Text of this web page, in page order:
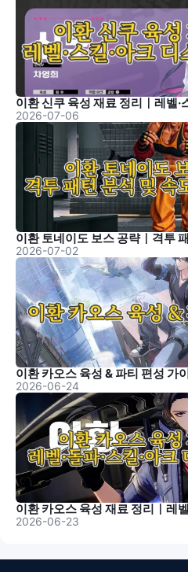
이환 신쿠 육성 재료 정리｜레벨·
2026-07-06
2026-07-02
이환 카오스 육성 & 파티 편성 가
2026-06-24
2026-06-23